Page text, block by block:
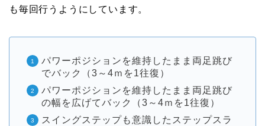
も毎回行うようにしています。
パワーポジションを維持したまま両足跳び
でバック（3～4ｍを1往復）
パワーポジションを維持したまま両足跳び
の幅を広げてバック（3～4ｍを1往復）
スイングステップも意識したステップスラ